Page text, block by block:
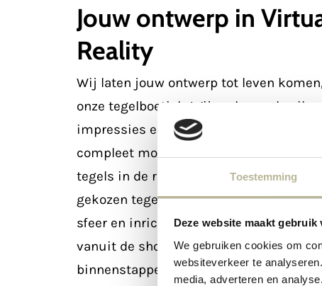
Toestemming
Deze website maakt gebruik
We gebruiken cookies om
websiteverkeer te
media, adverteren en
Jouw ontwerp in
Reality
Wij laten jouw ontwerp tot leven
onze tegelboetiek. Wij maken gebruik
impressies en Virtual Reality om jou een
compleet mogelijk beeld te geven van
tegels in de ruimte komen te liggen.
gekozen tegels in een 3D-ontwerp,
sfeer en inrichting. Met onze VR-bril
vanuit de showroom jouw ruimte alvast
binnenstappen.